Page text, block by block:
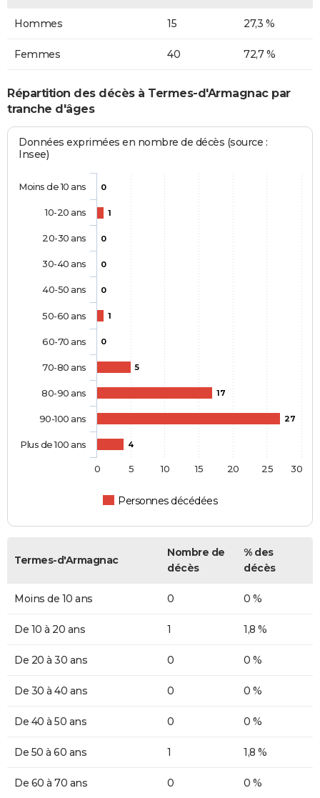
Hommes 15 27,3 %
Femmes 40 72,7 %
Répartition des décès à Termes-d'Armagnac par
tranche d'âges
Données exprimées en nombre de décès (source :
Insee)
0
1
0
0
0
1
0
5
17
27
4
Personnes décédées
Moins de 10 ans
10-20 ans
20-30 ans
30-40 ans
40-50 ans
50-60 ans
60-70 ans
70-80 ans
80-90 ans
90-100 ans
Plus de 100 ans
0 5 10 15 20 25 30
Termes-d'Armagnac
Nombre de
décès
% des
décès
Moins de 10 ans 0 0 %
De 10 à 20 ans 1 1,8 %
De 20 à 30 ans 0 0 %
De 30 à 40 ans 0 0 %
De 40 à 50 ans 0 0 %
De 50 à 60 ans 1 1,8 %
De 60 à 70 ans 0 0 %